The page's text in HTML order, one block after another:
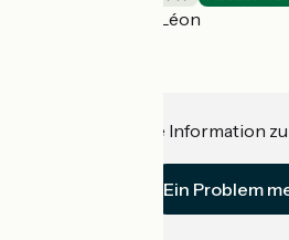
Saint-Pol-de-Léon
Haben Sie eine Information
Ein Problem